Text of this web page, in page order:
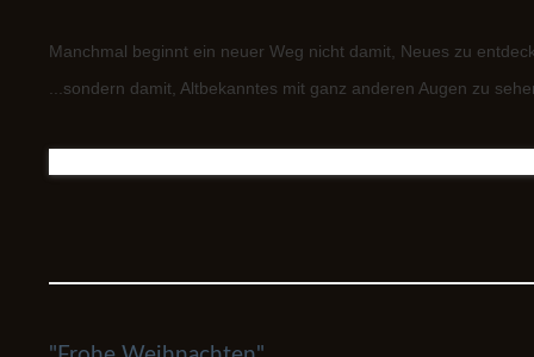
Manchmal beginnt ein neuer Weg nicht damit, Neues zu
...sondern damit, Altbekanntes mit ganz anderen Augen zu